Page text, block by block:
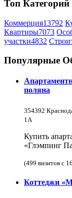
Топ Категорий
Коммерция13792
Квартиры7073
участки4832
Популярные
поляна
354392
1А
Купить
«Глэмпинг
(499 визитов с
Коттеджи